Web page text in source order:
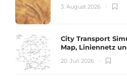
3. August 2026
City Transport
Map, Liniennetz
20. Juli 2026